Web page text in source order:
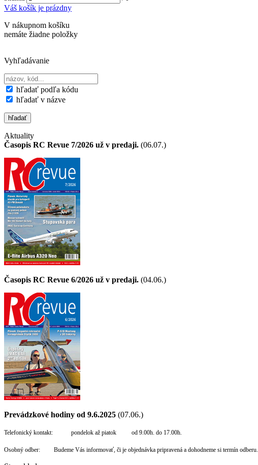
Váš košík je prázdny
V nákupnom košíku
nemáte žiadne položky
Vyhľadávanie
hľadať podľa kódu
hľadať v názve
Aktuality
Časopis RC Revue 7/2026 už v predaji. (06.07.)
Časopis RC Revue 6/2026 už v predaji. (04.06.)
Prevádzkové hodiny od 9.6.2025 (07.06.)
Telefonický kontakt: pondelok až piatok od 9.00h. do 17.00h.
Osobný odber: Budeme Vás informovať, či je objednávka pripravená a dohodneme si termín odberu.